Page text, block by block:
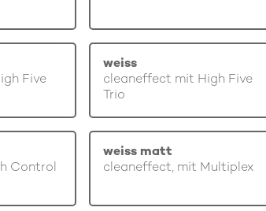
Five
weiss
cleaneffect mit High Five
Trio
Control
weiss matt
cleaneffect, mit Multiplex